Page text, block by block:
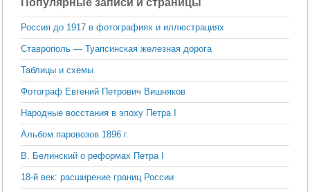
Россия до 1917 в фотографиях и иллюстрациях
Ставрополь — Туапсинская железная дорога
Таблицы и схемы
Фотограф Евгений Петрович Вишняков
Народные восстания в эпоху Петра I
Альбом паровозов 1896 г.
В. Белинский о реформах Петра I
18-й век: расширение границ России